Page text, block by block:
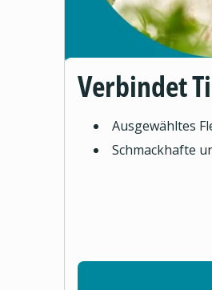
Verbindet
Ausgewähltes
Schmackhafte